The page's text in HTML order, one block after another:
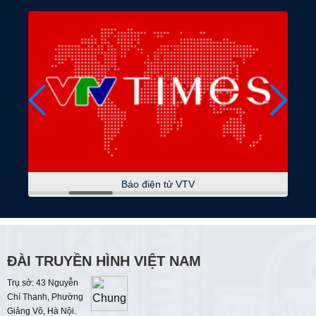
07:30 Không gian văn hóa nghệ thuật
08:15 Sách hay thay đổi cuộc đời
08:30 Tạp chí Kinh tế cuối tuần
Thời sự
09:05 Du lịch Việt Nam
Hồn Huế - Men màu
10:00
Điểm tựa cuộc sống
Điểm tựa cho nhân dân
Báo điện tử VTV
ĐÀI TRUYỀN HÌNH VIỆT NAM
Trụ sở: 43 Nguyễn
Chí Thanh, Phường
Giảng Võ, Hà Nội.